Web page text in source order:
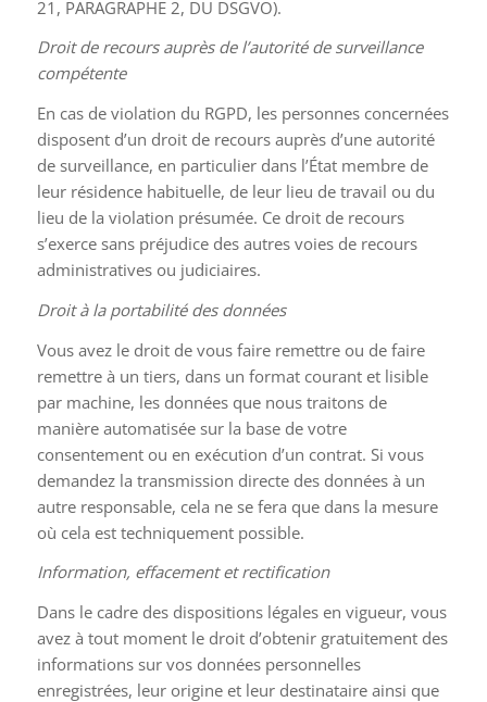
21, PARAGRAPHE 2, DU DSGVO).
Droit de recours auprès de l’autorité de surveillance
compétente
En cas de violation du RGPD, les personnes concernées
disposent d’un droit de recours auprès d’une autorité
de surveillance, en particulier dans l’État membre de
leur résidence habituelle, de leur lieu de travail ou du
lieu de la violation présumée. Ce droit de recours
s’exerce sans préjudice des autres voies de recours
administratives ou judiciaires.
Droit à la portabilité des données
Vous avez le droit de vous faire remettre ou de faire
remettre à un tiers, dans un format courant et lisible
par machine, les données que nous traitons de
manière automatisée sur la base de votre
consentement ou en exécution d’un contrat. Si vous
demandez la transmission directe des données à un
autre responsable, cela ne se fera que dans la mesure
où cela est techniquement possible.
Information, effacement et rectification
Dans le cadre des dispositions légales en vigueur, vous
avez à tout moment le droit d’obtenir gratuitement des
informations sur vos données personnelles
enregistrées, leur origine et leur destinataire ainsi que